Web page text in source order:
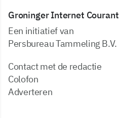
Groninger Internet Courant
Een initiatief van
Persbureau Tammeling B.V.
Contact met de redactie
Colofon
Adverteren